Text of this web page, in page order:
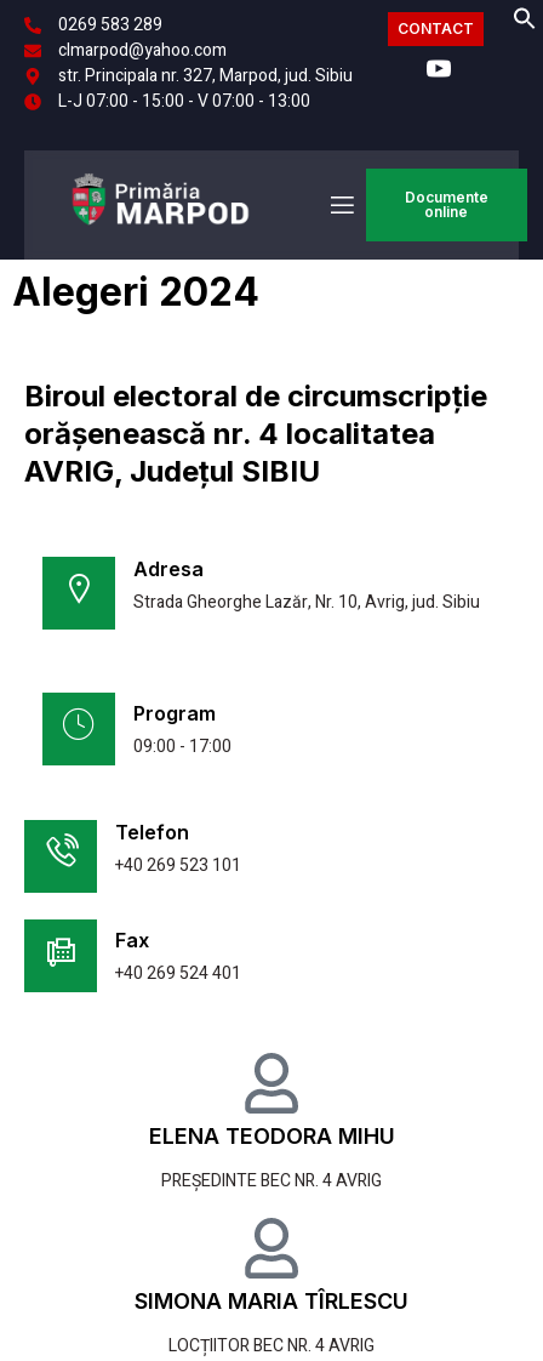
0269 583 289
clmarpod@yahoo.com
str. Principala nr. 327, Marpod, jud. Sibiu
L-J 07:00 - 15:00 - V 07:00 - 13:00
CONTACT
Documente
online
Alegeri 2024
Biroul electoral de circumscripție
orășenească nr. 4 localitatea
AVRIG, Județul SIBIU
Adresa
Strada Gheorghe Lazăr, Nr. 10, Avrig, jud. Sibiu
Program
09:00 - 17:00
Telefon
+40 269 523 101
Fax
+40 269 524 401
ELENA TEODORA MIHU
PREȘEDINTE BEC NR. 4 AVRIG
SIMONA MARIA TÎRLESCU
LOCȚIITOR BEC NR. 4 AVRIG